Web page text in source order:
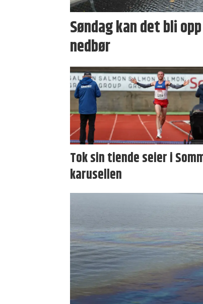
Søndag kan det bli
nedbør
Tok sin tiende seier i
karusellen